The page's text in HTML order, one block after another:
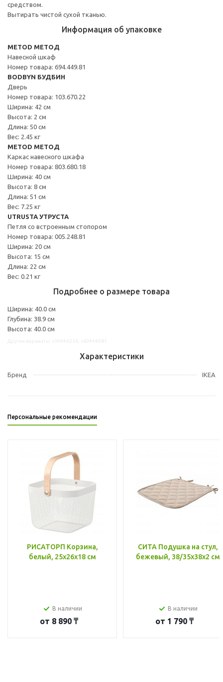
средством.
Вытирать чистой сухой тканью.
Информация об упаковке
METOD МЕТОД
Навесной шкаф
Номер товара: 694.449.81
BODBYN БУДБИН
Дверь
Номер товара: 103.670.22
Ширина: 42 см
Высота: 2 см
Длина: 50 см
Вес: 2.45 кг
METOD МЕТОД
Каркас навесного шкафа
Номер товара: 803.680.18
Ширина: 40 см
Высота: 8 см
Длина: 51 см
Вес: 7.25 кг
UTRUSTA УТРУСТА
Петля со встроенным стопором
Номер товара: 005.248.81
Ширина: 20 см
Высота: 15 см
Длина: 22 см
Вес: 0.21 кг
Подробнее о размере товара
Ширина: 40.0 см
Глубина: 38.9 см
Высота: 40.0 см
Характеристики
Бренд IKEA
Персональные рекомендации
РИСАТОРП Корзина,
белый, 25x26x18 см
В наличии
от 8 890 ₸
СИТА Подушка на стул,
бежевый, 38/35x38x2 см
В наличии
от 1 790 ₸